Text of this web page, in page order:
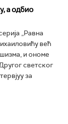
а одбио
„Равна
већ
и ономе
светског
за